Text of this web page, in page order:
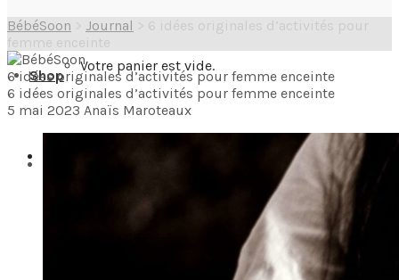
Votre panier est vide.
Shop
Votre Babymoon Auvergne Rhône Alpes
BébéSoon Journal
6 idées originales d’activités pour
femme enceinte
6 idées originales d’activités pour femme enceinte
6 idées originales d’activités pour femme enceinte
5 mai 2023 Anaïs Maroteaux